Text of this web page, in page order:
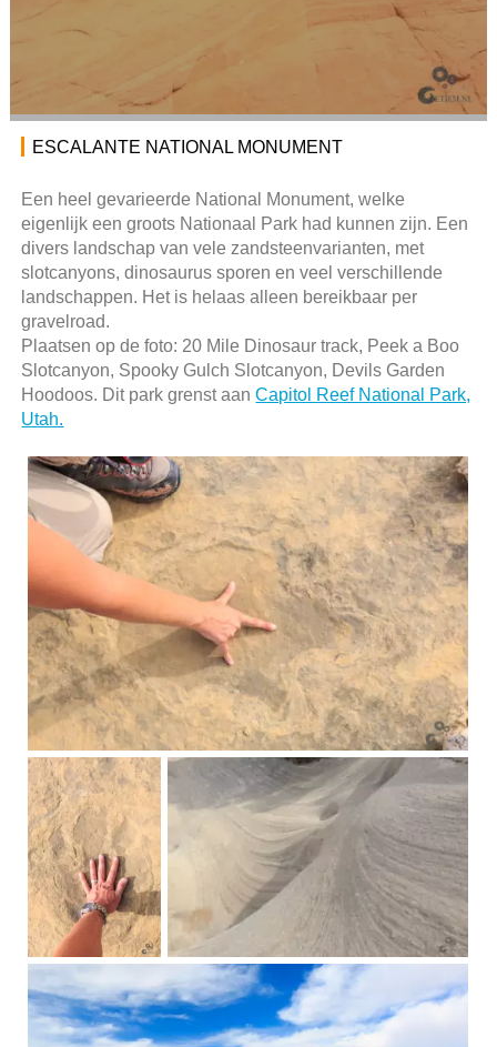
ESCALANTE NATIONAL MONUMENT
Een heel gevarieerde National Monument, welke
eigenlijk een groots Nationaal Park had kunnen zijn. Een
divers landschap van vele zandsteenvarianten, met
slotcanyons, dinosaurus sporen en veel verschillende
landschappen. Het is helaas alleen bereikbaar per
gravelroad.
Plaatsen op de foto: 20 Mile Dinosaur track, Peek a Boo
Slotcanyon, Spooky Gulch Slotcanyon, Devils Garden
Hoodoos. Dit park grenst aanCapitol Reef National Park,
Utah.